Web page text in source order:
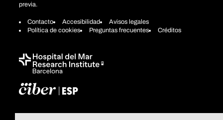
previa.
Contacto Accesibilidad
Avisos legales
Política de cookies
Preguntas frecuentes Créditos